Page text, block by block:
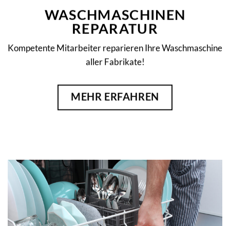
WASCHMASCHINEN
REPARATUR
Kompetente Mitarbeiter reparieren Ihre Waschmaschine
aller Fabrikate!
MEHR ERFAHREN